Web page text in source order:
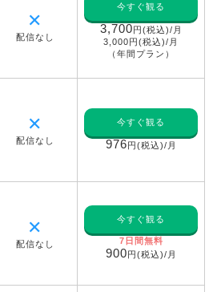
✕
配信なし
今すぐ観る
3,700円(税込)/月
3,000円(税込)/月
（年間プラン）
✕
配信なし
今すぐ観る
976円(税込)/月
✕
配信なし
今すぐ観る
7日間無料
900円(税込)/月